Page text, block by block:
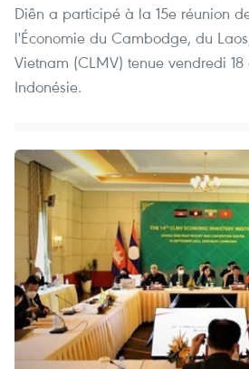
Diên a participé à la 15e réunion
l'Économie du Cambodge, du
Vietnam (CLMV) tenue vendredi
Indonésie.